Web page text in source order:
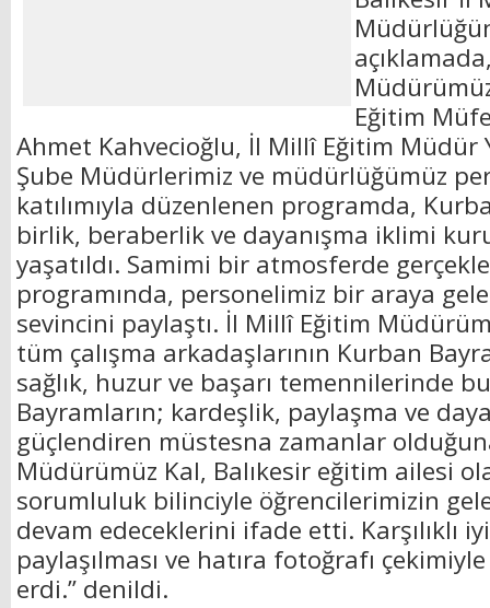
Eğitim
Ahmet Kahvecioğlu, İl Millî Eğitim Müdür
Şube Müdürlerimiz ve müdürlüğümüz
katılımıyla düzenlenen programda,
birlik, beraberlik ve dayanışma iklimi
yaşatıldı. Samimi bir atmosferde
programında, personelimiz bir araya
sevincini paylaştı. İl Millî Eğitim
tüm çalışma arkadaşlarının Kurban
sağlık, huzur ve başarı temennilerinde
Bayramların; kardeşlik, paylaşma ve
güçlendiren müstesna zamanlar
Müdürümüz Kal, Balıkesir eğitim ailesi
sorumluluk bilinciyle öğrencilerimizin
devam edeceklerini ifade etti. Karşılıklı
paylaşılması ve hatıra fotoğrafı
erdi.” denildi.